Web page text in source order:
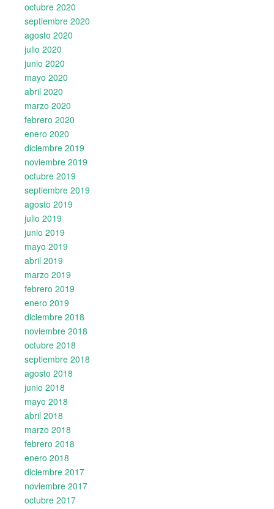
octubre 2020
septiembre 2020
agosto 2020
julio 2020
junio 2020
mayo 2020
abril 2020
marzo 2020
febrero 2020
enero 2020
diciembre 2019
noviembre 2019
octubre 2019
septiembre 2019
agosto 2019
julio 2019
junio 2019
mayo 2019
abril 2019
marzo 2019
febrero 2019
enero 2019
diciembre 2018
noviembre 2018
octubre 2018
septiembre 2018
agosto 2018
junio 2018
mayo 2018
abril 2018
marzo 2018
febrero 2018
enero 2018
diciembre 2017
noviembre 2017
octubre 2017